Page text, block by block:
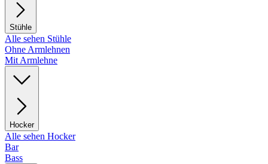
Stühle
Alle sehen Stühle
Ohne Armlehnen
Mit Armlehne
Hocker
Alle sehen Hocker
Bar
Bass